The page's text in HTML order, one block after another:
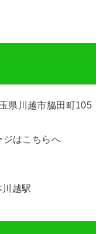
県川越市脇田町105
ジはこちらへ
越駅